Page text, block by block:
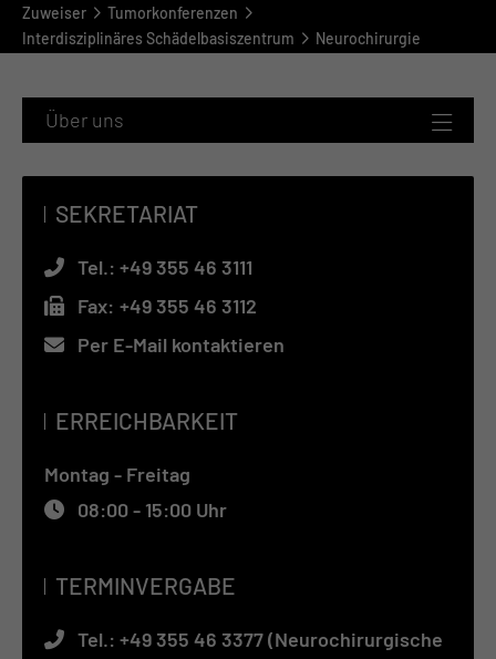
Zuweiser
Tumorkonferenzen
Interdisziplinäres Schädelbasiszentrum
Neurochirurgie
SEKRETARIAT
Tel.: +49 355 46 3111
Fax: +49 355 46 3112
Per E-Mail kontaktieren
ERREICHBARKEIT
Montag - Freitag
08:00 - 15:00 Uhr
TERMINVERGABE
Tel.: +49 355 46 3377 (Neurochirurgische